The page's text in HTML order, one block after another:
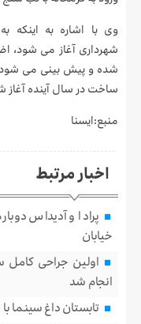
وی با اشاره به
شهرداری آغاز می شود،
شده و پیش بینی می شود
ساخت در سال آینده آغاز
منبع:ایسنا
اخبار مرتبط
پرادا و آدیداس
خیابان
اولین جراحی کامل
انجام شد
تابستان داغ سینما با فروش